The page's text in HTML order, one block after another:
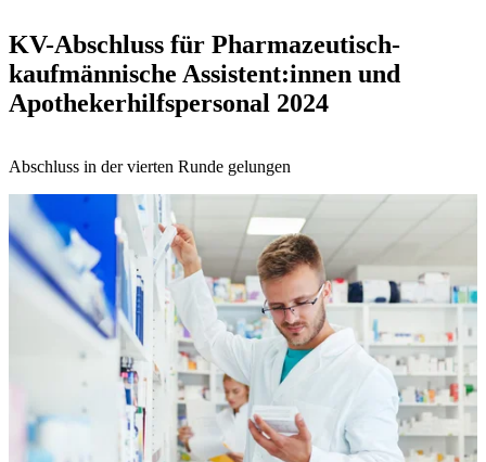
KV-Abschluss für Pharmazeutisch-
kaufmännische Assistent:innen und
Apothekerhilfspersonal 2024
Abschluss in der vierten Runde gelungen